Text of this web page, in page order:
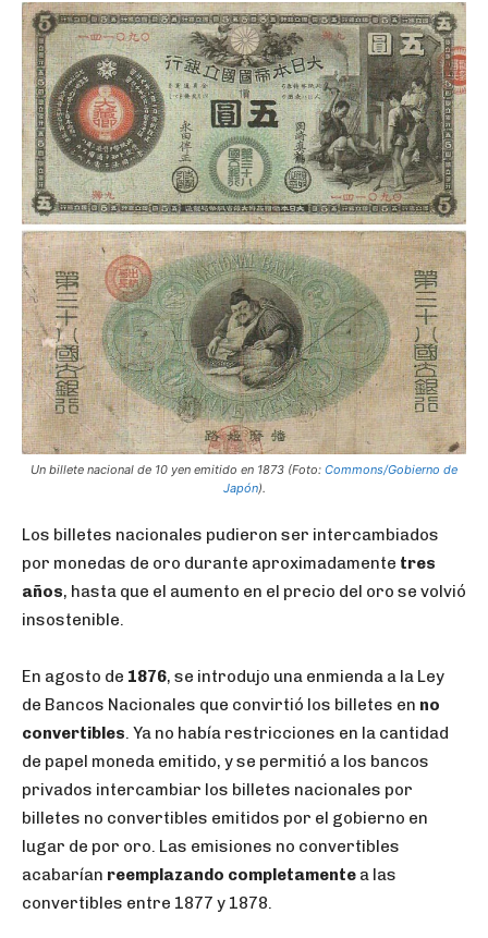
Un billete nacional de 10 yen emitido en 1873 (Foto: Commons/Gobierno de
Japón).
Los billetes nacionales pudieron ser intercambiados
por monedas de oro durante aproximadamente tres
años, hasta que el aumento en el precio del oro se volvió
insostenible.
En agosto de 1876, se introdujo una enmienda a la Ley
de Bancos Nacionales que convirtió los billetes en no
convertibles. Ya no había restricciones en la cantidad
de papel moneda emitido, y se permitió a los bancos
privados intercambiar los billetes nacionales por
billetes no convertibles emitidos por el gobierno en
lugar de por oro. Las emisiones no convertibles
acabarían reemplazando completamente a las
convertibles entre 1877 y 1878.